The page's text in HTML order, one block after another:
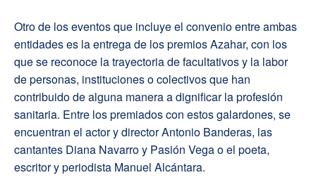
Otro de los eventos que incluye el convenio entre ambas
entidades es la entrega de los premios Azahar, con los
que se reconoce la trayectoria de facultativos y la labor
de personas, instituciones o colectivos que han
contribuido de alguna manera a dignificar la profesión
sanitaria. Entre los premiados con estos galardones, se
encuentran el actor y director Antonio Banderas, las
cantantes Diana Navarro y Pasión Vega o el poeta,
escritor y periodista Manuel Alcántara.